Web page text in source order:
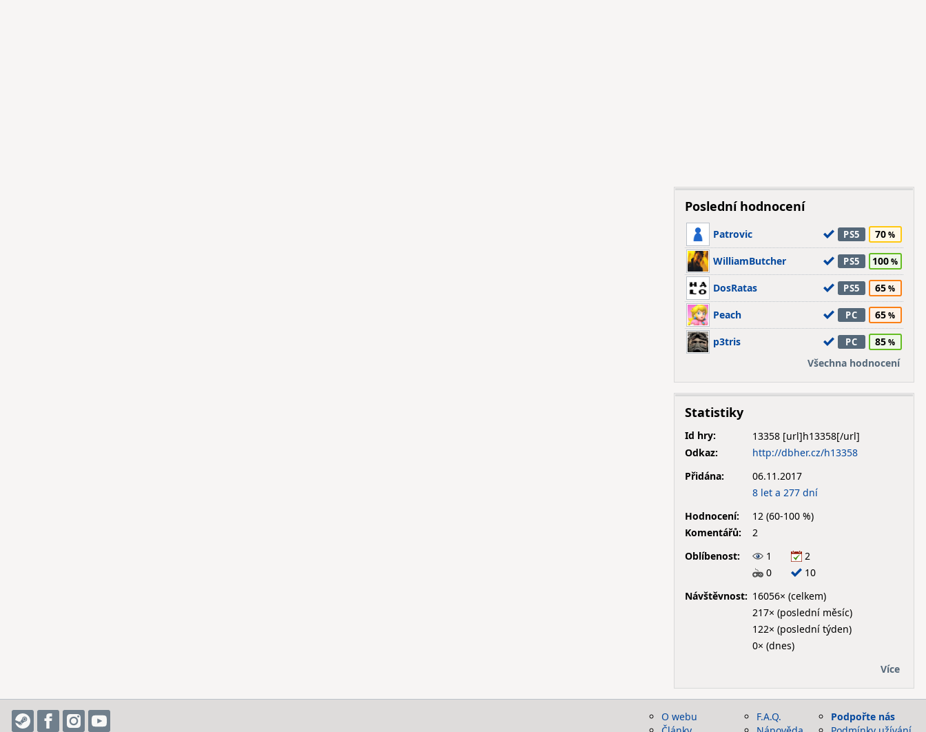
Poslední hodnocení
Patrovic PS5 70
WilliamButcher PS5 100
DosRatas PS5 65
Peach PC 65
p3tris PC
85
Všechna hodnocení
Statistiky
Id hry:
13358
Odkaz:
http://dbher.cz/h13358
Přidána:
06.11.2017
8 let a 277 dní
Hodnocení:
12 (60-100 %)
Komentářů:
2
Oblíbenost:
1
2
0
10
Návštěvnost: 16056× (celkem)
217× (poslední měsíc)
122× (poslední týden)
0× (dnes)
Více
O webu
F.A.Q.
Podpořte nás